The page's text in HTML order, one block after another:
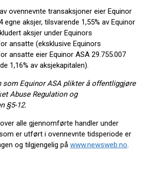
ovennevnte transaksjoner eier Equinor
egne aksjer, tilsvarende 1,55% av Equinor
aksjer under Equinors
ansatte (eksklusive Equinors
ansatte eier Equinor ASA 29.755.007
1,16% av aksjekapitalen).
som Equinor ASA plikter å offentliggjøre
Abuse Regulation og
§5-12.
alle gjennomførte handler under
er utført i ovennevnte tidsperiode er
og tilgjengelig på www.newsweb.no.